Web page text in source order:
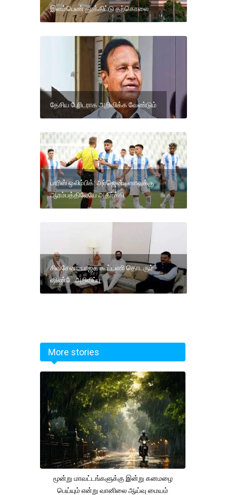
இளம்பெண் தூக்கிட்டு தற்கொலை
தேசிய பேரிடராக அறிவிக்க வேண்டும்
பாரிஸ் ஒலிம்பிக்: அர்ஜென்டினாவுக்கு
ஆரம்பத்திலேயே அதிர்ச்சி
சிவசேனா-பாஜக கூட்டணி தொடரும் -
ஷிண்டே அறிவிப்பு
More stories
மூன்று மாவட்டங்களுக்கு இன்று கனமழை
பெய்யும் என்று வானிலை ஆய்வு மையம்